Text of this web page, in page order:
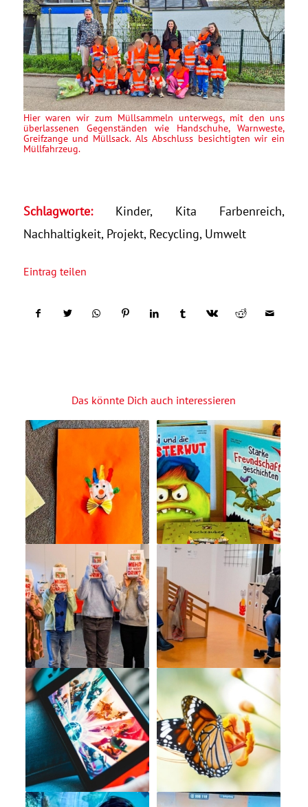
Hier waren wir zum Müllsammeln unterwegs, mit den uns
überlassenen Gegenständen wie Handschuhe, Warnweste,
Greifzange und Müllsack. Als Abschluss besichtigten wir ein
Müllfahrzeug.
Schlagworte: Kinder, Kita Farbenreich,
Nachhaltigkeit, Projekt, Recycling, Umwelt
Eintrag teilen
Das könnte Dich auch interessieren